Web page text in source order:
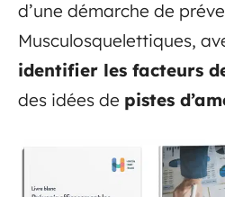
d’une démarche de
Musculosquelettiques,
identifier les facteurs
des idées de pistes